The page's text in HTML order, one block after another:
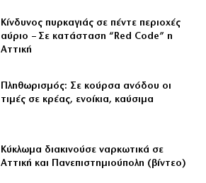
Κίνδυνος πυρκαγιάς σε πέντε περιοχές
αύριο – Σε κατάσταση “Red Code” η
Αττική
Πληθωρισμός: Σε κούρσα ανόδου οι
τιμές σε κρέας, ενοίκια, καύσιμα
Κύκλωμα διακινούσε ναρκωτικά σε
Αττική και Πανεπιστημιούπολη (βίντεο)